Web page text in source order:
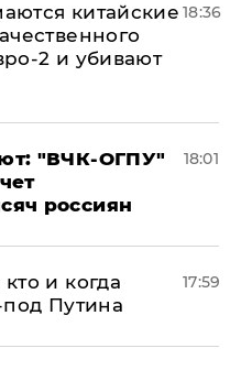
китайские
2 и убивают
18:36
"ВЧК-ОГПУ"
россиян
18:01
и когда
под Путина
17:59